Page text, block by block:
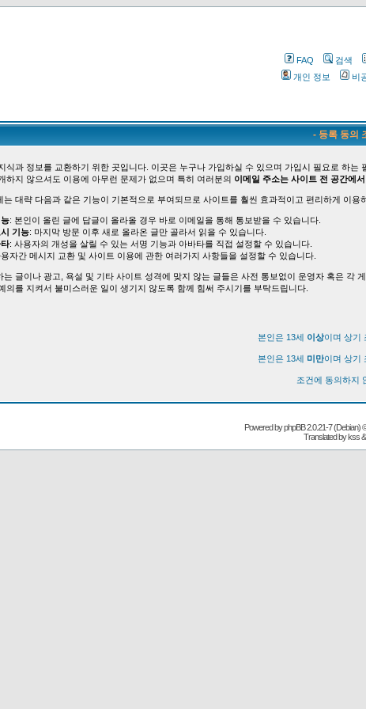
FAQ 검색
개인 정보
비
- 등록 동의
식과 정보를 교환하기 위한 곳입니다. 이곳은 누구나 가입하실 수 있으며 가입시 필요로 하
하지 않으셔도 이용에 아무런 문제가 없으며 특히 여러분의 이메일 주소는 사이트 전 공간에
는 대략 다음과 같은 기능이 기본적으로 부여되므로 사이트를 훨씬 효과적이고 편리하게 이용
: 본인이 올린 글에 답글이 올라올 경우 바로 이메일을 통해 통보받을 수 있습니다.
기능: 마지막 방문 이후 새로 올라온 글만 골라서 읽을 수 있습니다.
: 사용자의 개성을 살릴 수 있는 서명 기능과 아바타를 직접 설정할 수 있습니다.
자간 메시지 교환 및 사이트 이용에 관한 여러가지 사항들을 설정할 수 있습니다.
는 글이나 광고, 욕설 및 기타 사이트 성격에 맞지 않는 글들은 사전 통보없이 운영자 혹은 각
의를 지켜서 불미스러운 일이 생기지 않도록 함께 힘써 주시기를 부탁드립니다.
본인은 13세 이상이며 상기
본인은 13세 미만이며 상기
조건에 동의하지
Powered byphpBB2.0.21-7 (Debian)
Translated by kss